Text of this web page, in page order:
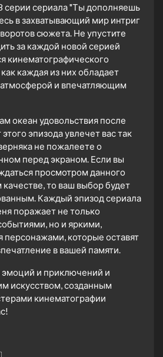
серии сериала "Ты дополняешь
в захватывающий мир интриг
сюжета. Не упустите
за каждой новой серией
кинематографического
каждая из них обладает
и впечатляющим
океан удовольствия после
эпизода увлечет вас так
не пожалеете о
перед экраном. Если вы
просмотром данного
то ваш выбор будет
Каждый эпизод сериала
поражает не только
но и яркими,
которые оставят
в вашей памяти.
эмоций и приключений и
искусством, созданным
кинематографии